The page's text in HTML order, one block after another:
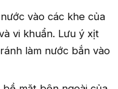
vào các khe của
vi khuẩn. Lưu ý xịt
làm nước bắn vào